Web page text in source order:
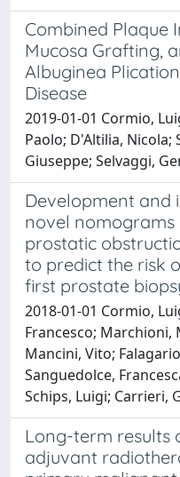
Combined Plaque
Mucosa Grafting,
Albuginea
Disease
2019-01-01 Cormio,
Paolo; D'Altilia, Nicola;
Giuseppe; Selvaggi,
Development
novel nomograms
prostatic
to predict the risk
first prostate
2018-01-01 Cormio,
Francesco; Marchioni,
Mancini, Vito;
Sanguedolce,
Schips, Luigi; Carrieri,
Long-term results
adjuvant